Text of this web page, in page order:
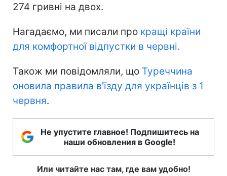
274 гривні на двох.
Нагадаємо, ми писали про кращі країни
для комфортної відпустки в червні.
Також ми повідомляли, що Туреччина
оновила правила в'їзду для українців з 1
червня.
Не упустите главное! Подпишитесь на
наши обновления в Google!
Или читайте нас там, где вам удобно!